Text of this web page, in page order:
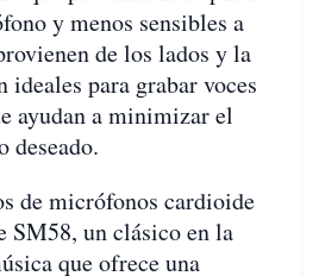
y menos sensibles a
de los lados y la
ideales para grabar voces
ayudan a minimizar el
deseado.
de micrófonos cardioide
SM58, un clásico en la
que ofrece una